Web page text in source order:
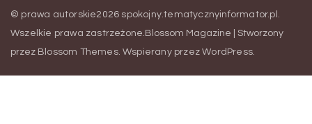
© prawa autorskie2026 spokojny.tematycznyinformator.pl .
Wszelkie prawa zastrzeżone. Blossom Magazine | Stworzony
przez Blossom Themes. Wspierany przezWordPress.